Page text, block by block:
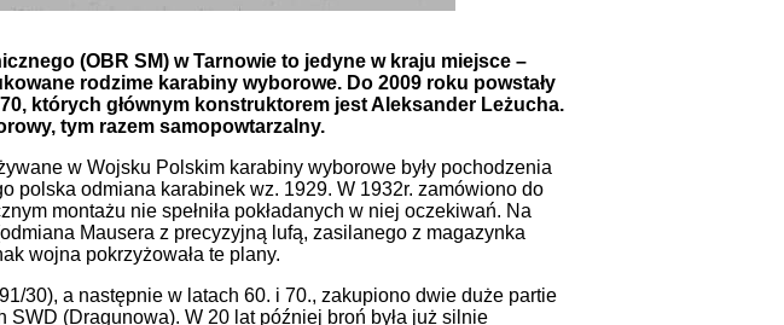
(OBR SM) w Tarnowie to jedyne w kraju miejsce –
rodzime karabiny wyborowe. Do 2009 roku powstały
których głównym konstruktorem jest Aleksander Leżucha.
tym razem samopowtarzalny.
w Wojsku Polskim karabiny wyborowe były pochodzenia
polska odmiana karabinek wz. 1929. W 1932r. zamówiono do
montażu nie spełniła pokładanych w niej oczekiwań. Na
Mausera z precyzyjną lufą, zasilanego z magazynka
wojna pokrzyżowała te plany.
30), a następnie w latach 60. i 70., zakupiono dwie duże partie
(Dragunowa). W 20 lat później broń była już silnie